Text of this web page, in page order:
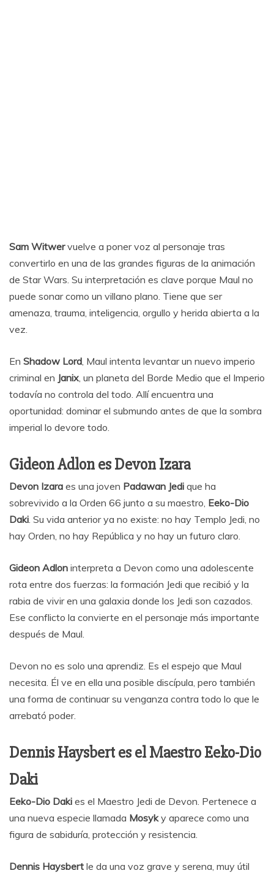
Sam Witwervuelve a poner voz al personaje tras
convertirlo en una de las grandes figuras de la animación
de Star Wars. Su interpretación es clave porque Maul no
puede sonar como un villano plano. Tiene que ser
amenaza, trauma, inteligencia, orgullo y herida abierta a la
vez.
En Shadow Lord, Maul intenta levantar un nuevo imperio
criminal en Janix, un planeta del Borde Medio que el Imperio
todavía no controla del todo. Allí encuentra una
oportunidad: dominar el submundo antes de que la sombra
imperial lo devore todo.
Gideon Adlon es Devon Izara
Devon Izara es una joven Padawan Jedi que ha
sobrevivido a la Orden 66 junto a su maestro, Eeko-Dio
Daki. Su vida anterior ya no existe: no hay Templo Jedi, no
hay Orden, no hay República y no hay un futuro claro.
Gideon Adlon interpreta a Devon como una adolescente
rota entre dos fuerzas: la formación Jedi que recibió y la
rabia de vivir en una galaxia donde los Jedi son cazados.
Ese conflicto la convierte en el personaje más importante
después de Maul.
Devon no es solo una aprendiz. Es el espejo que Maul
necesita. Él ve en ella una posible discípula, pero también
una forma de continuar su venganza contra todo lo que le
arrebató poder.
Dennis Haysbert es el Maestro Eeko-Dio
Daki
Eeko-Dio Daki es el Maestro Jedi de Devon. Pertenece a
una nueva especie llamada Mosyky aparece como una
figura de sabiduría, protección y resistencia.
Dennis Haysbert le da una voz grave y serena, muy útil